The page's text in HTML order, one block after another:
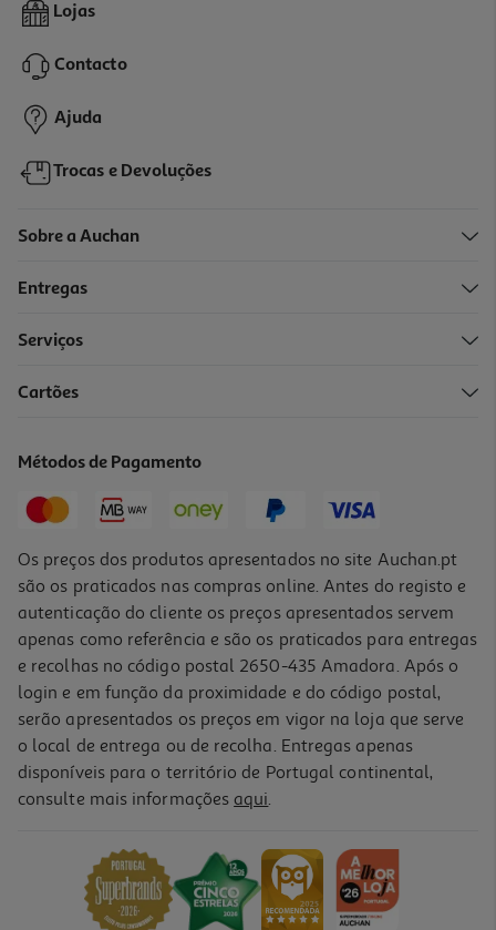
3,99 €
Recarga Creme Dia Vichy Liftactiv Collagen16 Spf50 50ml
48,45 €
Lojas
Contacto
Ajuda
Trocas e Devoluções
Sobre a Auchan
Entregas
Serviços
Cartões
Métodos de Pagamento
Os preços dos produtos apresentados no site Auchan.pt
são os praticados nas compras online. Antes do registo e
autenticação do cliente os preços apresentados servem
apenas como referência e são os praticados para entregas
e recolhas no código postal 2650-435 Amadora. Após o
login e em função da proximidade e do código postal,
serão apresentados os preços em vigor na loja que serve
o local de entrega ou de recolha. Entregas apenas
disponíveis para o território de Portugal continental,
consulte mais informações aqui.